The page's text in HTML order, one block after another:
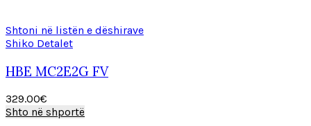
Shtoni në listën e dëshirave
Shiko Detalet
HBE MC2E2G FV
329.00€
Shto në shportë